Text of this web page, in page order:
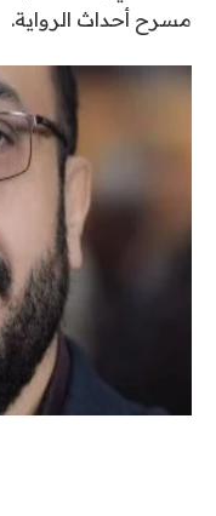
مسرح أحداث الرواية.